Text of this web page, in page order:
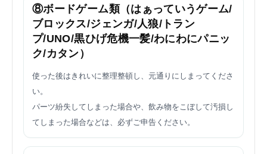
⑧ボードゲーム類（はぁっていうゲーム/
ブロックス/ジェンガ/人狼/トラン
プ/UNO/黒ひげ危機一髪/わにわにパニッ
ク/カタン）
使った後はきれいに整理整頓し、元通りにしまってくださ
い。
パーツ紛失してしまった場合や、飲み物をこぼして汚損し
てしまった場合などは、必ずご申告ください。